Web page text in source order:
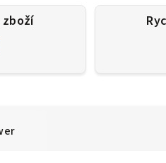
zboží